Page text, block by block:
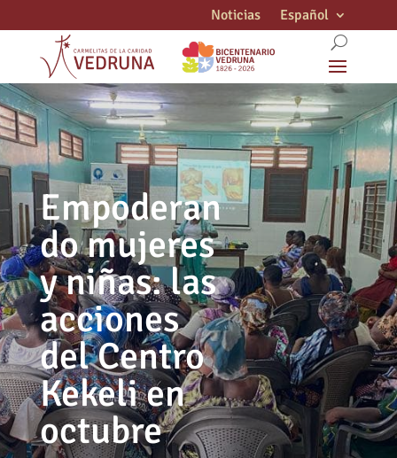
Noticias Español
Empoderan
do mujeres
y niñas: las
acciones
del Centro
Kekeli en
octubre